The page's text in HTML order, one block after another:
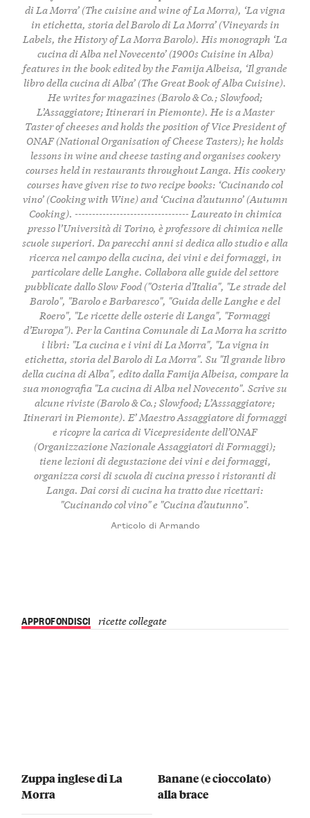
di La Morra’ (The cuisine and wine of La Morra), ‘La vigna
in etichetta, storia del Barolo di La Morra’ (Vineyards in
Labels, the History of La Morra Barolo). His monograph ‘La
cucina di Alba nel Novecento’ (1900s Cuisine in Alba)
features in the book edited by the Famija Albeisa, ‘Il grande
libro della cucina di Alba’ (The Great Book of Alba Cuisine).
He writes for magazines (Barolo & Co.; Slowfood;
L’Assaggiatore; Itinerari in Piemonte). He is a Master
Taster of cheeses and holds the position of Vice President of
ONAF (National Organisation of Cheese Tasters); he holds
lessons in wine and cheese tasting and organises cookery
courses held in restaurants throughout Langa. His cookery
courses have given rise to two recipe books: ‘Cucinando col
vino’ (Cooking with Wine) and ‘Cucina d’autunno’ (Autumn
Cooking). --------------------------------- Laureato in chimica
presso l’Università di Torino, è professore di chimica nelle
scuole superiori. Da parecchi anni si dedica allo studio e alla
ricerca nel campo della cucina, dei vini e dei formaggi, in
particolare delle Langhe. Collabora alle guide del settore
pubblicate dallo Slow Food ("Osteria d’Italia", "Le strade del
Barolo", "Barolo e Barbaresco", "Guida delle Langhe e del
Roero", "Le ricette delle osterie di Langa", "Formaggi
d’Europa"). Per la Cantina Comunale di La Morra ha scritto
i libri: "La cucina e i vini di La Morra", "La vigna in
etichetta, storia del Barolo di La Morra". Su "Il grande libro
della cucina di Alba", edito dalla Famija Albeisa, compare la
sua monografia "La cucina di Alba nel Novecento". Scrive su
alcune riviste (Barolo & Co.; Slowfood; L’Asssaggiatore;
Itinerari in Piemonte). E’ Maestro Assaggiatore di formaggi
e ricopre la carica di Vicepresidente dell’ONAF
(Organizzazione Nazionale Assaggiatori di Formaggi);
tiene lezioni di degustazione dei vini e dei formaggi,
organizza corsi di scuola di cucina presso i ristoranti di
Langa. Dai corsi di cucina ha tratto due ricettari:
"Cucinando col vino" e "Cucina d’autunno".
Articolo di Armando
APPROFONDISCI ricette collegate
Zuppa inglese di La
Morra
Banane (e cioccolato)
alla brace